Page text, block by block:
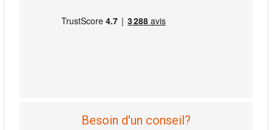
Besoin d'un conseil?